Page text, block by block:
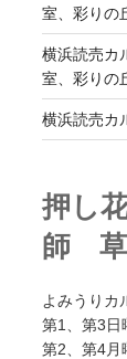
室、彩り
横浜読売カ
室、彩りの
横浜読売カ
押し
師 草
よみうりカ
第1、第3
第2、第4